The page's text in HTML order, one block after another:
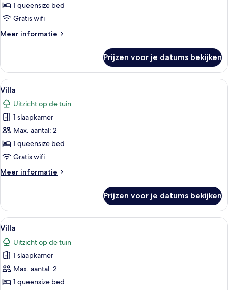
1 queensize bed
Gratis wifi
Meer informatie
Meer
Prijzen voor je datums bekijken
Alle
foto's
voor
Villa
laden
Een modern huis met een groot
19
Villa
Uitzicht op de tuin
1 slaapkamer
Max. aantal: 2
1 queensize bed
Gratis wifi
Meer informatie
Meer
Prijzen voor je datums bekijken
Alle
foto's
voor
Villa
laden
Een modern huis met een groot
19
Villa
Uitzicht op de tuin
1 slaapkamer
Max. aantal: 2
1 queensize bed